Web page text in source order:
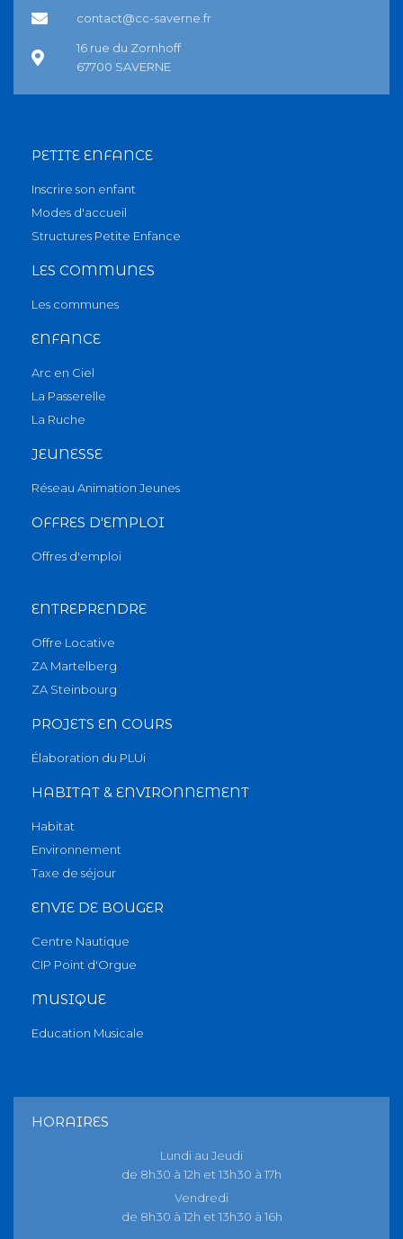
contact@cc-saverne.fr
16 rue du Zornhoff
67700 SAVERNE
PETITE ENFANCE
Inscrire son enfant
Modes d'accueil
Structures Petite Enfance
LES COMMUNES
Les communes
ENFANCE
Arc en Ciel
La Passerelle
La Ruche
JEUNESSE
Réseau Animation Jeunes
OFFRES D'EMPLOI
Offres d'emploi
ENTREPRENDRE
Offre Locative
ZA Martelberg
ZA Steinbourg
PROJETS EN COURS
Élaboration du PLUi
HABITAT & ENVIRONNEMENT
Habitat
Environnement
Taxe de séjour
ENVIE DE BOUGER
Centre Nautique
CIP Point d'Orgue
MUSIQUE
Education Musicale
HORAIRES
Lundi au Jeudi
de 8h30 à 12h et 13h30 à 17h
Vendredi
de 8h30 à 12h et 13h30 à 16h